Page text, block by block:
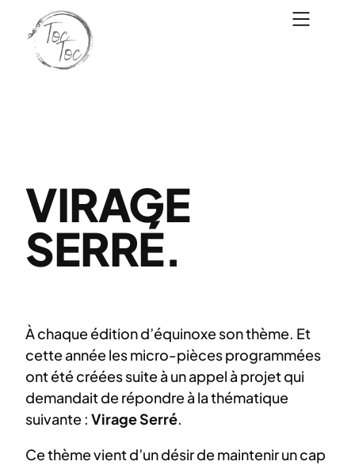
contenu
VIRAGE
SERRÉ.
À chaque édition d’équinoxe son thème. Et
cette année les micro-pièces programmées
ont été créées suite à un appel à projet qui
demandait de répondre à la thématique
suivante : Virage Serré.
Ce thème vient d’un désir de maintenir un cap